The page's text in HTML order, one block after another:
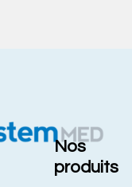
Nos
produits